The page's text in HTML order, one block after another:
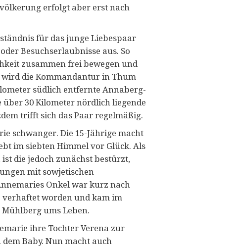
erfolgt aber erst nach
für das junge Liebespaar
Besuchserlaubnisse aus. So
zusammen frei bewegen und
wird die Kommandantur in Thum
südlich entfernte Annaberg-
30 Kilometer nördlich liegende
trifft sich das Paar regelmäßig.
schwanger. Die 15-Jährige macht
im siebten Himmel vor Glück. Als
die jedoch zunächst bestürzt,
mit sowjetischen
Onkel war kurz nach
verhaftet worden und kam im
Mühlberg ums Leben.
ihre Tochter Verena zur
Baby. Nun macht auch